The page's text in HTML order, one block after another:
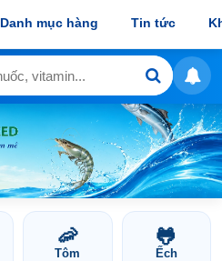
🦐
Tôm
🐸
Ếch
Danh mục hàng Tin tức